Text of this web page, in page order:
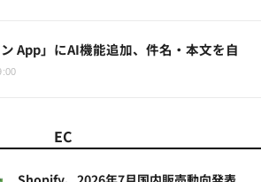
App」にAI機能追加、件名・本文を自
EC